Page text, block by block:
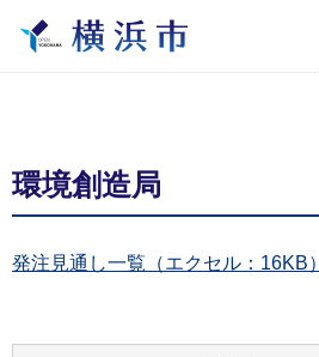
環境創造局
発注見通し一覧（エクセル：16KB）